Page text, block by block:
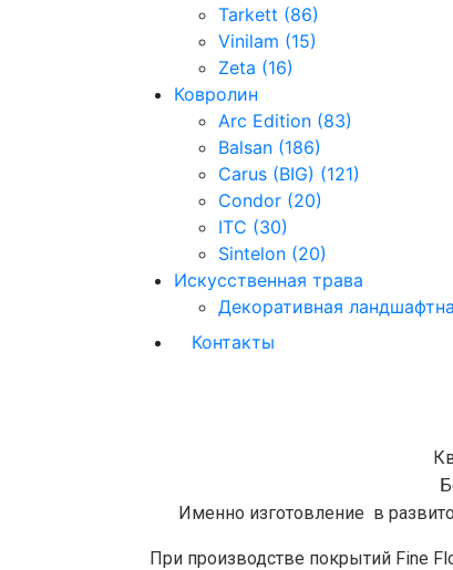
Tarkett (86)
Vinilam (15)
Zeta (16)
Ковролин
Arc Edition (83)
Balsan (186)
Carus (BIG) (121)
Condor (20)
ITC (30)
Sintelon (20)
Искусственная трава
Декоративная
Контакты
Именно изготовление в
При производстве покрытий Fine